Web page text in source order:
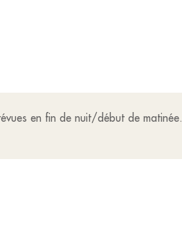
en fin de nuit/début de matinée.